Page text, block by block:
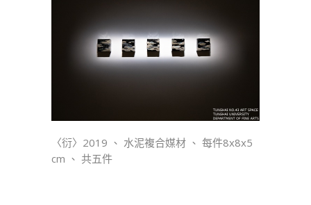
〈衍〉2019 、 水泥複合媒材 、 每件8x8x5
cm 、 共五件